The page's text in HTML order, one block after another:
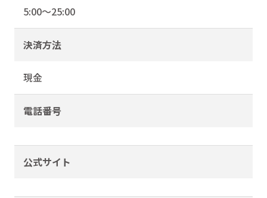
5:00〜25:00
決済方法
現金
電話番号
公式サイト